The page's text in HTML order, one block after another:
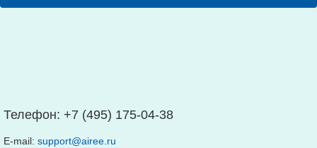
Телефон: +7 (495) 175-04-38
E-mail: support@airee.ru